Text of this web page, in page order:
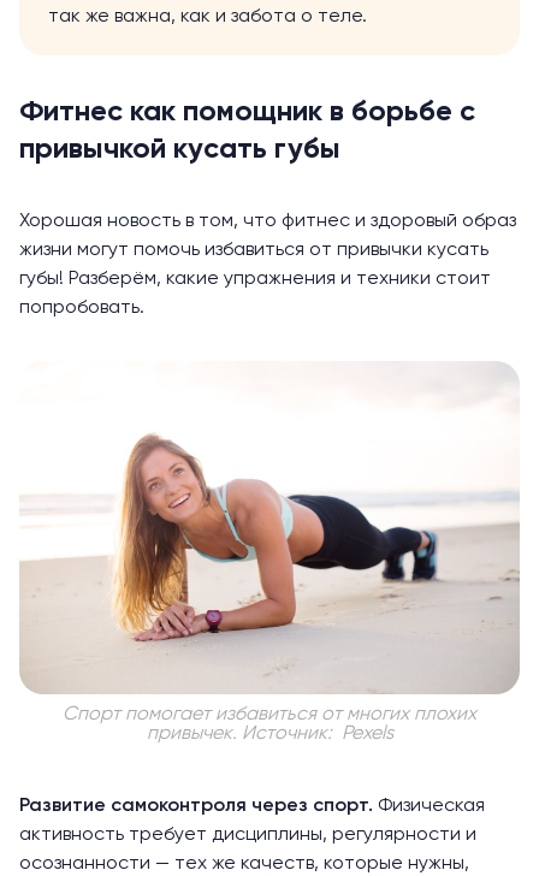
так же важна, как и забота о теле.
Фитнес как помощник в борьбе с
привычкой кусать губы
Хорошая новость в том, что фитнес и здоровый образ
жизни могут помочь избавиться от привычки кусать
губы! Разберём, какие упражнения и техники стоит
попробовать.
Спорт помогает избавиться от многих плохих
привычек. Источник: Pexels
Развитие самоконтроля через спорт. Физическая
активность требует дисциплины, регулярности и
осознанности — тех же качеств, которые нужны,